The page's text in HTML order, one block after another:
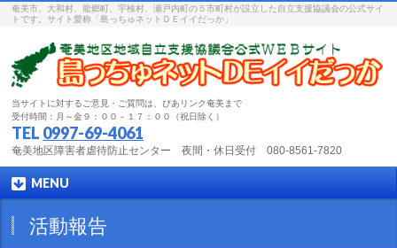
奄美市、大和村、龍郷町、宇検村、瀬戸内町の５市町村が設立した自立支援協議会の公式サイ
トです。サイト愛称「島っちゅネットＤＥイイだっか」
当サイトに対するご意見・ご質問は、ぴあリンク奄美まで
受付時間：月～金９：００－１７：００（祝日除く）
TEL 0997-69-4061
奄美地区障害者虐待防止センター 夜間・休日受付 080-8561-7820
MENU
活動報告